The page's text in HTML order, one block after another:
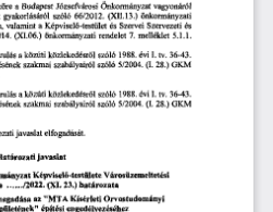
a BudapestJózsefvárosi Önkormányzat vagyonáról
gyakorlásáról szóló 66/2012. (XI1.13.) önkormányzati
valamint a Képviselő-testület és Szervei Szervezeti és
(XL06.) önkormányzati rendelet 7. melléklet 5.1.1.
aközúti közlekedésről szóló 1988. évi I. tv. 36-43.
szakmai szabályairól szóló 5/2004. (I. 28.) GKM
aközúti közlekedésről szóló 1988. évi I. tv. 36-43.
szakmai szabályairól szóló 5/2004. (I. 28.) GKM
javaslat elfogadását.
javaslat
Képviselő-testületeVárosüzemeltetési
......./2022. (XI. 23.) határozata
az ’’MTA Kísérleti Orvostudományi
” építési engedélyezéséhez